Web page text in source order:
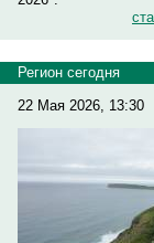
Регион сегодня
22 Мая 2026, 13:30